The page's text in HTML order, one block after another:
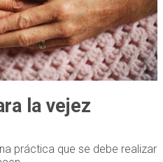
la vejez
práctica que se debe realizar